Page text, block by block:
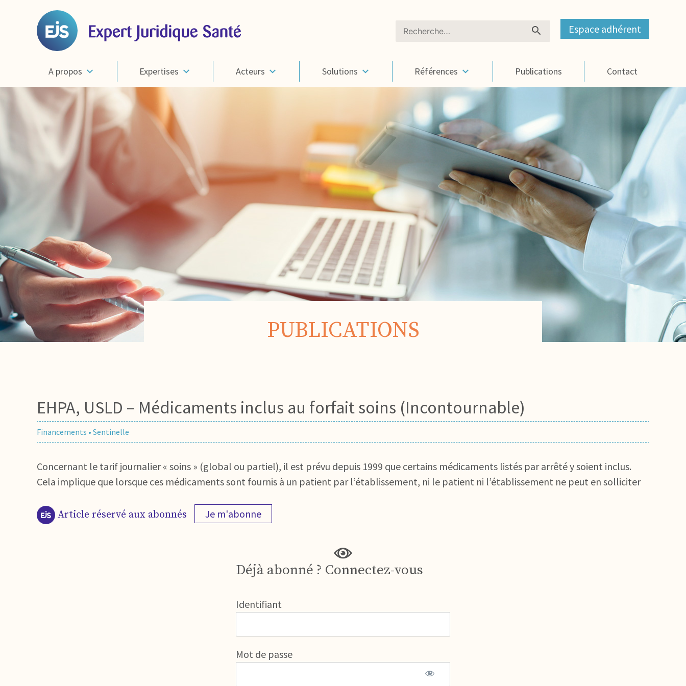
Rechercher : Espace adhérent
A propos Expertises Acteurs Solutions Références Publications Contact
PUBLICATIONS
EHPA, USLD – Médicaments inclus au forfait soins (Incontournable)
Financements • Sentinelle
Concernant le tarif journalier « soins » (global ou partiel), il est prévu depuis 1999 que certains médicaments listés par arrêté y soient inclus.
Cela implique que lorsque ces médicaments sont fournis à un patient par l’établissement, ni le patient ni l’établissement ne peut en solliciter
Article réservé aux abonnés Je m'abonne
Déjà abonné ? Connectez-vous
Identifiant
Mot de passe